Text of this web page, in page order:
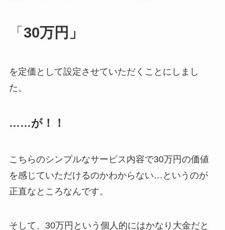
「 30万円」
を定価として設定させていただくことにしまし
た。
……が！！
こちらのシンプルなサービス内容で30万円の価値
を感じていただけるのかわからない…というのが
正直なところなんです。
そして、30万円という個人的にはかなり大金だと